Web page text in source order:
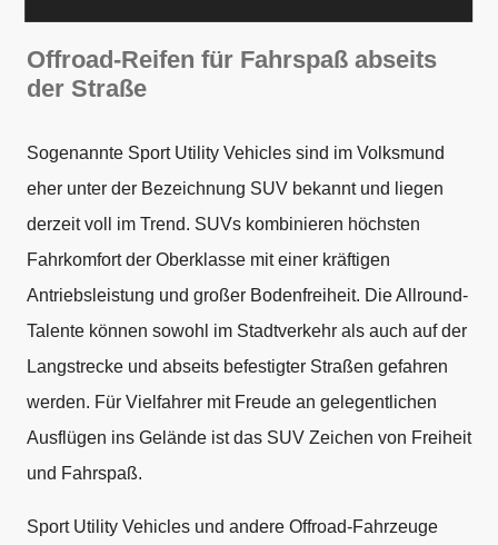
Offroad-Reifen für Fahrspaß abseits
der Straße
Sogenannte Sport Utility Vehicles sind im Volksmund
eher unter der Bezeichnung SUV bekannt und liegen
derzeit voll im Trend. SUVs kombinieren höchsten
Fahrkomfort der Oberklasse mit einer kräftigen
Antriebsleistung und großer Bodenfreiheit. Die Allround-
Talente können sowohl im Stadtverkehr als auch auf der
Langstrecke und abseits befestigter Straßen gefahren
werden. Für Vielfahrer mit Freude an gelegentlichen
Ausflügen ins Gelände ist das SUV Zeichen von Freiheit
und Fahrspaß.
Sport Utility Vehicles und andere Offroad-Fahrzeuge